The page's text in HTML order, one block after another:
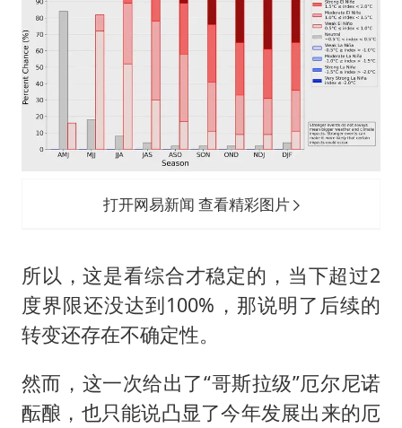
打开网易新闻 查看精彩图片
所以，这是看综合才稳定的，当下超过2
度界限还没达到100%，那说明了后续的
转变还存在不确定性。
然而，这一次给出了“哥斯拉级”厄尔尼诺
酝酿，也只能说凸显了今年发展出来的厄